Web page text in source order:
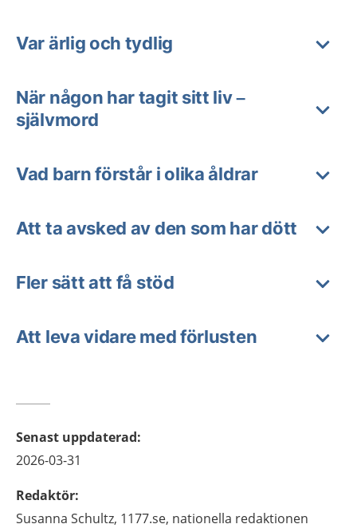
Var ärlig och tydlig
När någon har tagit sitt liv –
självmord
Vad barn förstår i olika åldrar
Att ta avsked av den som har dött
Fler sätt att få stöd
Att leva vidare med förlusten
Senast uppdaterad:
2026-03-31
Redaktör:
Susanna Schultz, 1177.se, nationella redaktionen